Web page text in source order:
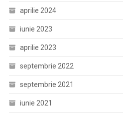
aprilie 2024
iunie 2023
aprilie 2023
septembrie 2022
septembrie 2021
iunie 2021